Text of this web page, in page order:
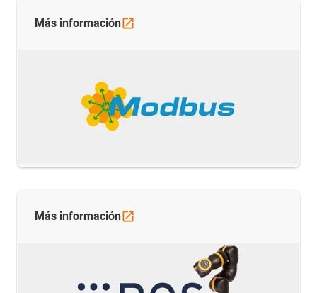
Más información
Más información